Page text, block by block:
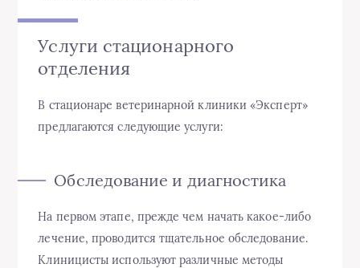
Услуги стационарного
отделения
В стационаре ветеринарной клиники «Эксперт»
предлагаются следующие услуги:
Обследование и диагностика
На первом этапе, прежде чем начать какое-либо
лечение, проводится тщательное обследование.
Клиницисты используют различные методы